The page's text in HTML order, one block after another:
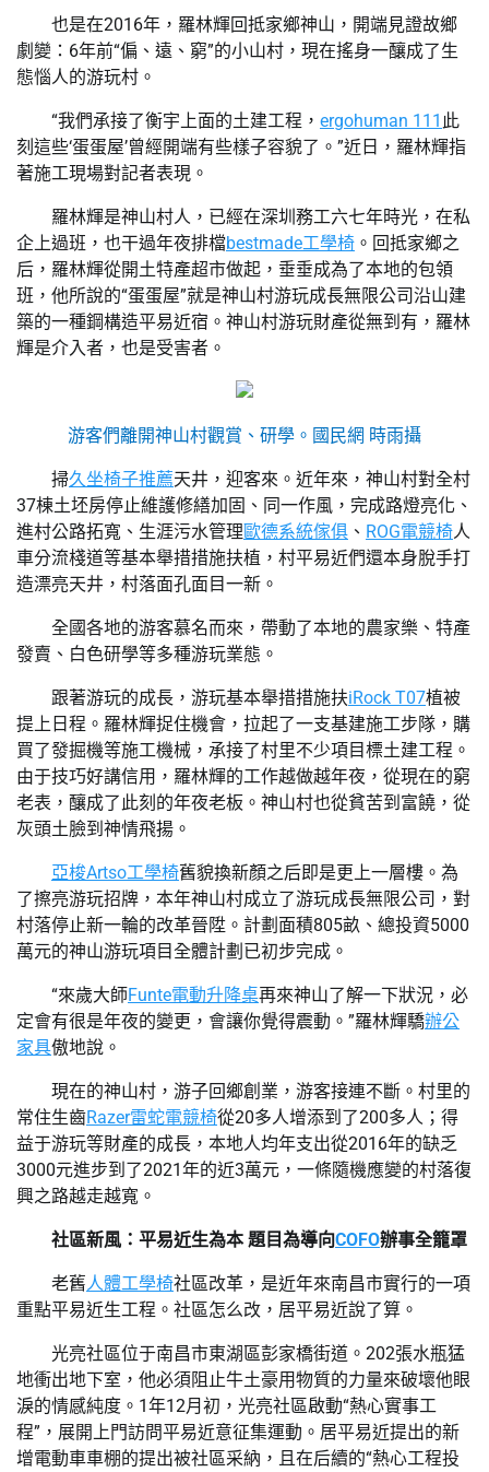
也是在2016年，羅林輝回抵家鄉神山，開端見證故鄉
劇變：6年前“偏、遠、窮”的小山村，現在搖身一釀成了生
態惱人的游玩村。
“我們承接了衡宇上面的土建工程， ergohuman 111 此
刻這些‘蛋蛋屋’曾經開端有些樣子容貌了。”近日，羅林輝指
著施工現場對記者表現。
羅林輝是神山村人，已經在深圳務工六七年時光，在私
企上過班，也干過年夜排檔bestmade工學椅 。回抵家鄉之
后，羅林輝從開土特產超市做起，垂垂成為了本地的包領
班，他所說的“蛋蛋屋”就是神山村游玩成長無限公司沿山建
築的一種鋼構造平易近宿。神山村游玩財產從無到有，羅林
輝是介入者，也是受害者。
游客們離開神山村觀賞、研學。 國民網 時雨攝
掃久坐椅子推薦天井，迎客來。近年來，神山村對全村
37棟土坯房停止維護修繕加固、同一作風，完成路燈亮化、
進村公路拓寬、生涯污水管理歐德系統傢俱 、 ROG電競椅人
車分流棧道等基本舉措措施扶植，村平易近們還本身脫手打
造漂亮天井，村落面孔面目一新。
全國各地的游客慕名而來，帶動了本地的農家樂、特產
發賣、白色研學等多種游玩業態。
跟著游玩的成長，游玩基本舉措措施扶iRock T07植被
提上日程。羅林輝捉住機會，拉起了一支基建施工步隊，購
買了發掘機等施工機械，承接了村里不少項目標土建工程。
由于技巧好講信用，羅林輝的工作越做越年夜，從現在的窮
老表，釀成了此刻的年夜老板。神山村也從貧苦到富饒，從
灰頭土臉到神情飛揚。
亞梭Artso工學椅舊貌換新顏之后即是更上一層樓。為
了擦亮游玩招牌，本年神山村成立了游玩成長無限公司，對
村落停止新一輪的改革晉陞。計劃面積805畝、總投資5000
萬元的神山游玩項目全體計劃已初步完成。
“來歲大師Funte電動升降桌再來神山了解一下狀況，必
定會有很是年夜的變更，會讓你覺得震動。”羅林輝驕辦公
家具傲地說。
現在的神山村，游子回鄉創業，游客接連不斷。村里的
常住生齒Razer雷蛇電競椅從20多人增添到了200多人；得
益于游玩等財產的成長，本地人均年支出從2016年的缺乏
3000元進步到了2021年的近3萬元，一條隨機應變的村落復
興之路越走越寬。
社區新風：平易近生為本 題目為導向COFO辦事全籠罩
老舊人體工學椅社區改革，是近年來南昌市實行的一項
重點平易近生工程。社區怎么改，居平易近說了算。
光亮社區位于南昌市東湖區彭家橋街道。202張水瓶猛
地衝出地下室，他必須阻止牛土豪用物質的力量來破壞他眼
淚的情感純度。1年12月初，光亮社區啟動“熱心實事工
程”，展開上門訪問平易近意征集運動。居平易近提出的新
增電動車車棚的提出被社區采納，且在后續的“熱心工程投